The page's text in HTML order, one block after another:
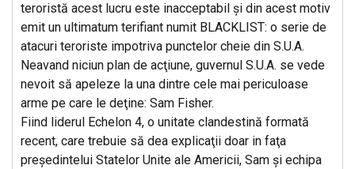
teroristă acest lucru este inacceptabil şi din acest motiv
emit un ultimatum terifiant numit BLACKLIST: o serie de
atacuri teroriste impotriva punctelor cheie din S.U.A.
Neavand niciun plan de acţiune, guvernul S.U.A. se vede
nevoit să apeleze la una dintre cele mai periculoase
arme pe care le deţine: Sam Fisher.
Fiind liderul Echelon 4, o unitate clandestină formată
recent, care trebuie să dea explicaţii doar in faţa
preşedintelui Statelor Unite ale Americii, Sam şi echipa